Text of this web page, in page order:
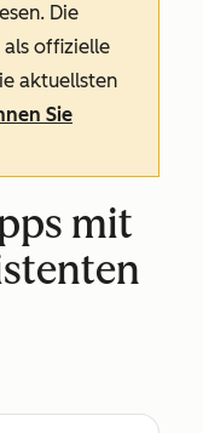
Die
als offizielle
aktuellsten
Sie
mit